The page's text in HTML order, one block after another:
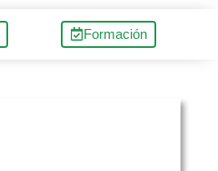
Formación